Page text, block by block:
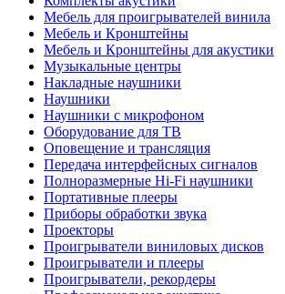
Мебель для проигрывателей винила
Мебель и Кронштейны
Мебель и Кронштейны для акустики
Музыкальные центры
Накладные наушники
Наушники
Наушники с микрофоном
Оборудование для ТВ
Оповещение и трансляция
Передача интерфейсных сигналов
Полноразмерные Hi-Fi наушники
Портативные плееры
Приборы обработки звука
Проекторы
Проигрыватели виниловых дисков
Проигрыватели и плееры
Проигрыватели, рекордеры